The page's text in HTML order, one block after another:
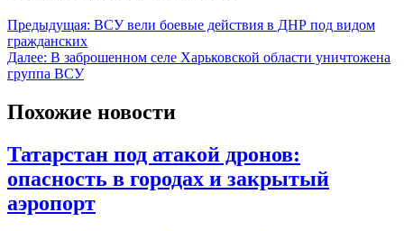
Предыдущая: ВСУ вели боевые действия в ДНР под видом
гражданских
Далее: В заброшенном селе Харьковской области уничтожена
группа ВСУ
Похожие новости
Татарстан под атакой дронов:
опасность в городах и закрытый
аэропорт